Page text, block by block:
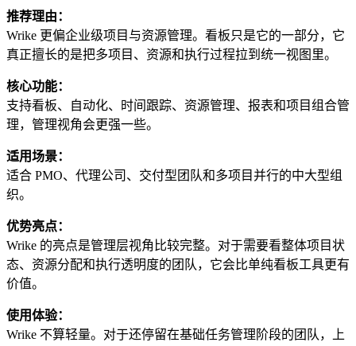
推荐理由：
Wrike 更偏企业级项目与资源管理。看板只是它的一部分，它
真正擅长的是把多项目、资源和执行过程拉到统一视图里。
核心功能：
支持看板、自动化、时间跟踪、资源管理、报表和项目组合管
理，管理视角会更强一些。
适用场景：
适合 PMO、代理公司、交付型团队和多项目并行的中大型组
织。
优势亮点：
Wrike 的亮点是管理层视角比较完整。对于需要看整体项目状
态、资源分配和执行透明度的团队，它会比单纯看板工具更有
价值。
使用体验：
Wrike 不算轻量。对于还停留在基础任务管理阶段的团队，上